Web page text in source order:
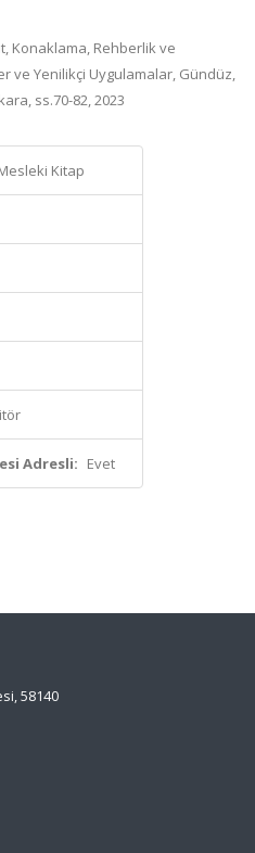
Konaklama, Rehberlik ve
ve Yenilikçi Uygulamalar, Gündüz,
ss.70-82, 2023
Kitap
Adresli: Evet
58140